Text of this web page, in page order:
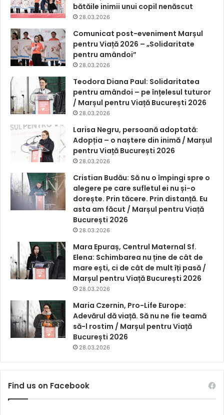
bătăile inimii unui copil nenăscut
28.03.2026
Comunicat post-eveniment Marșul
pentru Viață 2026 – „Solidaritate
pentru amândoi”
28.03.2026
Teodora Diana Paul: Solidaritatea
pentru amândoi – pe înțelesul tuturor
/ Marșul pentru Viață București 2026
28.03.2026
Larisa Negru, persoană adoptată:
Adopția – o naștere din inimă / Marșul
pentru Viață București 2026
28.03.2026
Cristian Budău: Să nu o împingi spre o
alegere pe care sufletul ei nu și-o
dorește. Prin tăcere. Prin distanță. Eu
asta am făcut / Marșul pentru Viață
București 2026
28.03.2026
Mara Epuraș, Centrul Maternal Sf.
Elena: Schimbarea nu ține de cât de
mare ești, ci de cât de mult îți pasă /
Marșul pentru Viață București 2026
28.03.2026
Maria Czernin, Pro-Life Europe:
Adevărul dă viață. Să nu ne fie teamă
să-l rostim / Marșul pentru Viață
București 2026
28.03.2026
Find us on Facebook